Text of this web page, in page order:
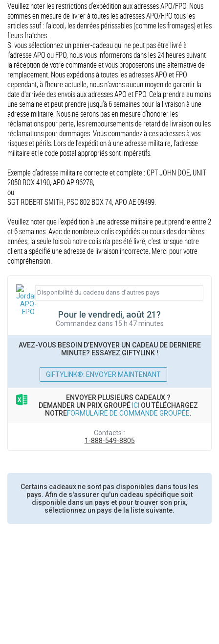
Veuillez noter les restrictions d'expédition aux adresses APO/FPO. Nous
sommes en mesure de livrer à toutes les adresses APO/FPO tous les
articles sauf : l'alcool, les denrées périssables (comme les fromages) et les
fleurs fraîches.
Si vous sélectionnez un panier-cadeau qui ne peut pas être livré à
l'adresse APO ou FPO, nous vous informerons dans les 24 heures suivant
la réception de votre commande et vous proposerons une alternative de
remplacement. Nous expédions à toutes les adresses APO et FPO
cependant, à l'heure actuelle, nous n'avons aucun moyen de garantir la
date d'arrivée des envois aux adresses APO et FPO. Cela prendra au moins
une semaine et peut prendre jusqu'à 6 semaines pour la livraison à une
adresse militaire. Nous ne serons pas en mesure d'honorer les
réclamations pour perte, les remboursements de retard de livraison ou les
réclamations pour dommages. Vous commandez à ces adresses à vos
risques et périls. Lors de l'expédition à une adresse militaire, l'adresse
militaire et le code postal appropriés sont impératifs.
Exemple d'adresse militaire correcte et complète : CPT JOHN DOE, UNIT
2050 BOX 4190, APO AP 96278,
ou
SGT ROBERT SMITH, PSC 802 BOX 74, APO AE 09499.
Veuillez noter que l'expédition à une adresse militaire peut prendre entre 2
et 6 semaines. Avec de nombreux colis expédiés au cours des dernières
années, la seule fois où notre colis n'a pas été livré, c'est lorsque notre
client a spécifié une adresse de livraison incorrecte. Merci pour votre
compréhension.
Pour le vendredi, août 21?
Commandez dans 15 h 47 minutes
AVEZ-VOUS BESOIN D’ENVOYER UN CADEAU DE DERNIERE
MINUTE? ESSAYEZ GIFTYLINK !
GIFTYLINK®: ENVOYER MAINTENANT
ENVOYER PLUSIEURS CADEAUX ?
DEMANDER UN PRIX GROUPÉ ICI OU TÉLÉCHARGEZ
NOTREFORMULAIRE DE COMMANDE GROUPÉE.
Contacts :
1-888-549-8805
Certains cadeaux ne sont pas disponibles dans tous les
pays. Afin de s'assurer qu'un cadeau spécifique soit
disponible dans un pays et pour trouver son prix,
sélectionnez un pays de la liste suivante.